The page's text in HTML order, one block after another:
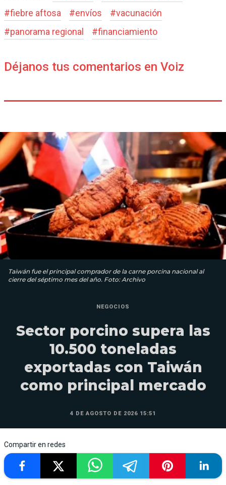
#fiebre aftosa #envíos #vacunación
#panorama regional #financiamiento
Déjanos tus comentarios en Voiz
Taiwán fue el principal comprador de la carne porcina nacional al
cierre del séptimo mes del año. Foto: Archivo
NEGOCIOS
Sector porcino supera las
10.500 toneladas
exportadas con Taiwán
como principal mercado
4 DE AGOSTO DE 2026 15:51
Compartir en redes